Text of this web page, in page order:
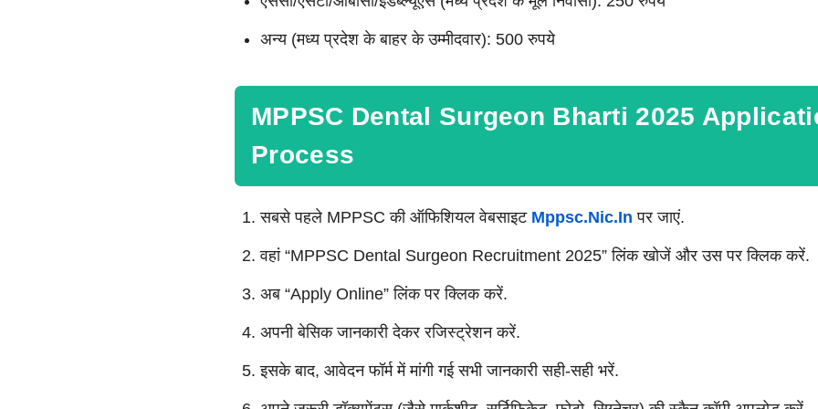
अन्य (मध्य प्रदेश के बाहर के उम्मीदवार): 500 रुपये
MPPSC Dental Surgeon Bharti 2025
Process
सबसे पहले MPPSC की ऑफिशियल वेबसाइट Mppsc.nic.in पर जाएं.
वहां “MPPSC Dental Surgeon Recruitment 2025” लिंक खोजें और उस पर क्लिक करें.
अब “Apply Online” लिंक पर क्लिक करें.
अपनी बेसिक जानकारी देकर रजिस्ट्रेशन करें.
इसके बाद, आवेदन फॉर्म में मांगी गई सभी जानकारी सही-सही भरें.